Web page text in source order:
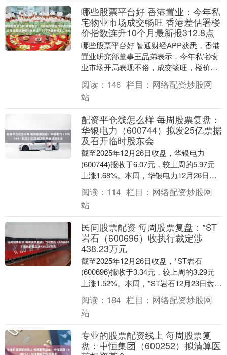
哪些股票平台好 香港置业：今年私
宅物业市场成交畅旺 香港差估署楼
价指数连升10个月最新报312.8点
哪些股票平台好 智通财经APP获悉，香港
置业研究部董事王品弟表示，今年私宅物
业市场开局表现不俗，成交畅旺，楼价持
续攀升；今日香港差估署公布私人住宅售
价指数，最新....
阅读： 146 栏目： 网络配资炒股网
站
配资平仓线怎么样 每周股票复盘：
华银电力（600744）拟发25亿票据
及召开临时股东会
截至2025年12月26日收盘，华银电力
(600744)报收于6.07元，较上周的5.97元
上涨1.68%。本周，华银电力12月26日盘
中最高价报6.1元。12....
阅读： 114 栏目： 网络配资炒股网
站
民间股票配资 每周股票复盘：*ST
岩石（600696）收执行裁定涉
438.23万元
截至2025年12月26日收盘，*ST岩石
(600696)报收于3.34元，较上周的3.29元
上涨1.52%。本周，*ST岩石12月23日盘中
最高价报3.62元....
阅读： 184 栏目： 网络配资炒股网
站
专业的股票配资线上 每周股票复
盘：中恒集团（600252）拟清算医